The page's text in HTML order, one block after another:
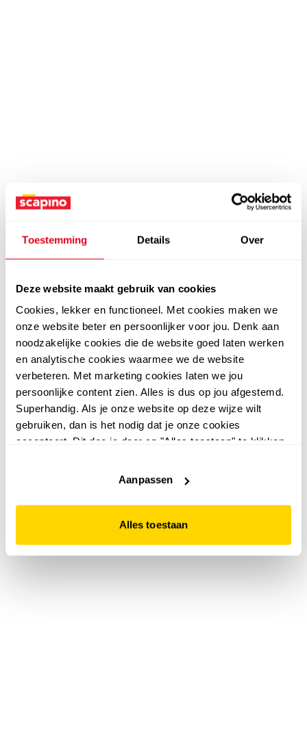
Toestemming Details Over
Deze website maakt gebruik van cookies
Cookies, lekker en functioneel. Met cookies maken we
onze website beter en persoonlijker voor jou. Denk aan
noodzakelijke cookies die de website goed laten werken
en analytische cookies waarmee we de website
verbeteren. Met marketing cookies laten we jou
persoonlijke content zien. Alles is dus op jou afgestemd.
Superhandig. Als je onze website op deze wijze wilt
gebruiken, dan is het nodig dat je onze cookies
accepteert. Dit doe je door op "Alles toestaan" te klikken.
website niet optimaal functioneert.
Aanpassen
Alles toestaan